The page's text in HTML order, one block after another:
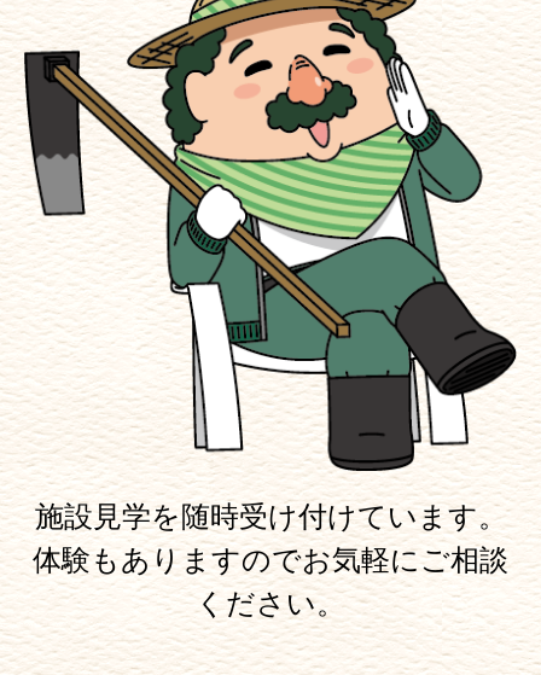
施設見学を随時受け付けています。
体験もありますのでお気軽にご相談
ください。